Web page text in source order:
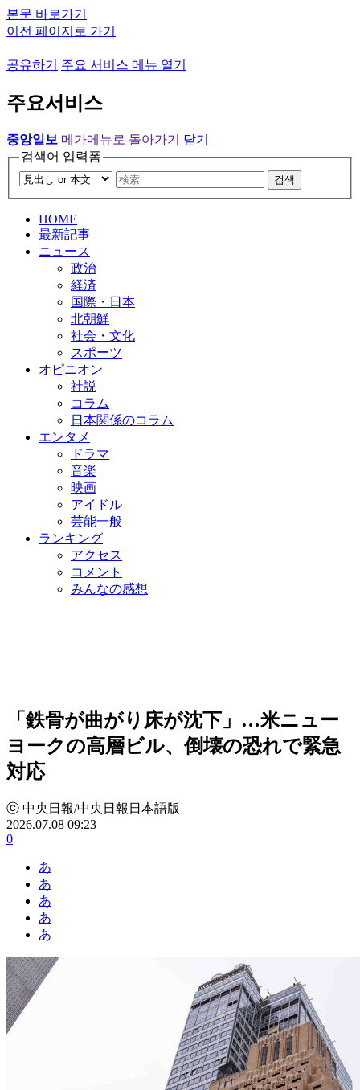
본문 바로가기
이전 페이지로 가기
공유하기 주요 서비스 메뉴 열기
주요서비스
중앙일보 메가메뉴로 돌아가기
닫기
검색어 입력폼
검색
HOME
最新記事
ニュース
政治
経済
国際・日本
北朝鮮
社会・文化
スポーツ
オピニオン
社説
コラム
日本関係のコラム
エンタメ
ドラマ
音楽
映画
アイドル
芸能一般
ランキング
アクセス
コメント
みんなの感想
「鉄骨が曲がり床が沈下」…米ニュー
ヨークの高層ビル、倒壊の恐れで緊急
対応
ⓒ 中央日報/中央日報日本語版
2026.07.08 09:23
0
あ
あ
あ
あ
あ